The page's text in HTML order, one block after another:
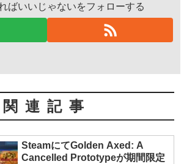
ばいいじゃないをフォローする
関連記事
SteamにてGolden Axed: A
Cancelled Prototypeが期間限定